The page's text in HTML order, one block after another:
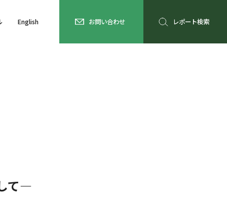
English お問い合わせ レポート検索
て―